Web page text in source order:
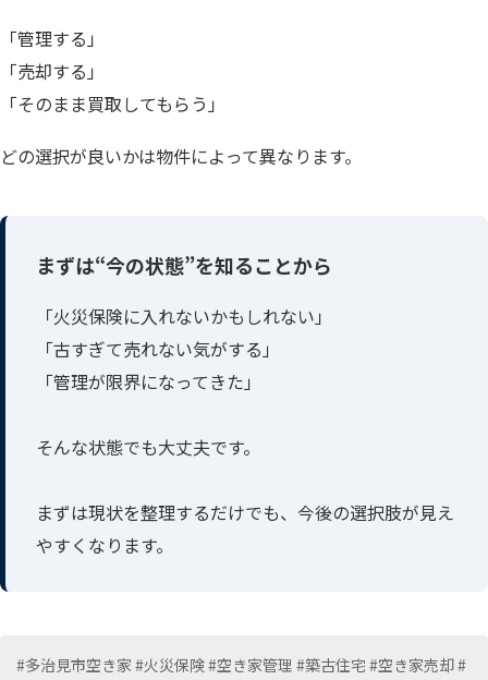
「管理する」
「売却する」
「そのまま買取してもらう」
どの選択が良いかは物件によって異なります。
まずは“今の状態”を知ることから
「火災保険に入れないかもしれない」
「古すぎて売れない気がする」
「管理が限界になってきた」
そんな状態でも大丈夫です。
まずは現状を整理するだけでも、今後の選択肢が見え
やすくなります。
#多治見市空き家 #火災保険 #空き家管理 #築古住宅 #空き家売却 #